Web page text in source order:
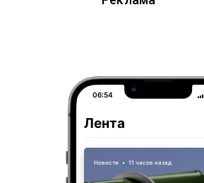
06:54
Лента
Новости • 11 часов назад